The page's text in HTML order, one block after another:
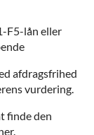
F5-lån eller
afdragsfrihed
vurdering.
finde den